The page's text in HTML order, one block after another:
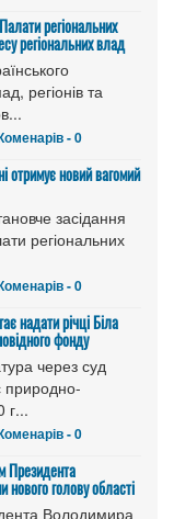
регіональних
регіональних влад
регіонів та
- 0
отримує новий вагомий
засідання
регіональних
- 0
надати річці Біла
фонду
через суд
природно-
г...
- 0
Президента
нового голову області
Володимира